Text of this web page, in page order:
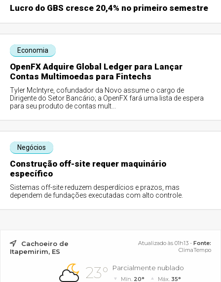
Lucro do GBS cresce 20,4% no primeiro semestre
Economia
OpenFX Adquire Global Ledger para Lançar
Contas Multimoedas para Fintechs
Tyler McIntyre, cofundador da Novo assume o cargo de
Dirigente do Setor Bancário; a OpenFX fará uma lista de espera
para seu produto de contas mult...
Negócios
Construção off-site requer maquinário
específico
Sistemas off-site reduzem desperdícios e prazos, mas
dependem de fundações executadas com alto controle.
Cachoeiro de
Itapemirim, ES
Atualizado às 01h13 - Fonte:
ClimaTempo
23° Parcialmente nublado
Mín. 20° Máx. 35°